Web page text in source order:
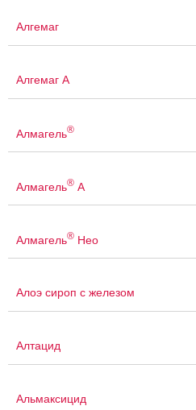
Алгемаг
Алгемаг А
Алмагель®
Алмагель® А
Алмагель® Нео
Алоэ сироп с железом
Алтацид
Альмаксицид